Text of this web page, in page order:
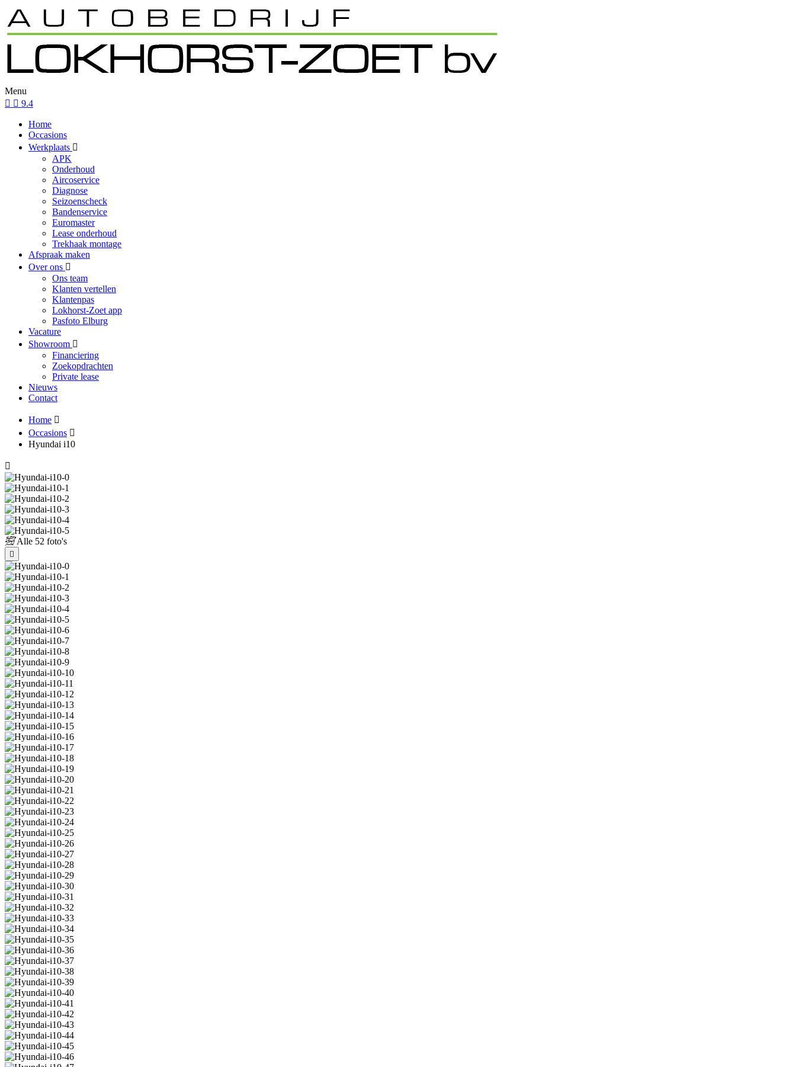
Menu
9.4
Home
Occasions
Werkplaats
APK
Onderhoud
Aircoservice
Diagnose
Seizoenscheck
Bandenservice
Euromaster
Lease onderhoud
Trekhaak montage
Afspraak maken
Over ons
Ons team
Klanten vertellen
Klantenpas
Lokhorst-Zoet app
Pasfoto Elburg
Vacature
Showroom
Financiering
Zoekopdrachten
Private lease
Nieuws
Contact
Home
Occasions
Hyundai i10
Alle 52 foto's